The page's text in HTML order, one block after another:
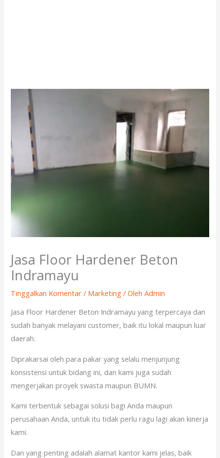
Jasa Floor Hardener Beton
Indramayu
Tinggalkan Komentar / Marketing / OlehAdmin
Jasa Floor Hardener Beton Indramayu yang terpercaya dan
sudah banyak melayani customer, baik itu lokal maupun luar
daerah.
Diprakarsai oleh para pakar yang selalu menjunjung
konsistensi untuk bidang ini, dan kami juga sudah
mengerjakan proyek swasta maupun BUMN.
Kami terbentuk sebagai solusi bagi Anda maupun
perusahaan Anda, untuk itu tidak perlu ragu lagi akan kinerja
kami.
Dan yang penting adalah alamat kantor kami jelas, baik